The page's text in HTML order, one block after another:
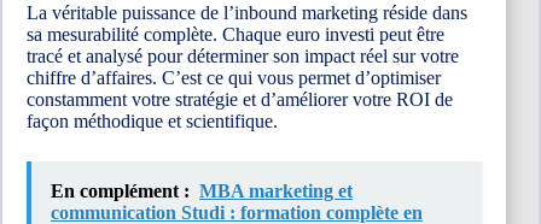
La véritable puissance de l’inbound marketing réside dans
sa mesurabilité complète. Chaque euro investi peut être
tracé et analysé pour déterminer son impact réel sur votre
chiffre d’affaires. C’est ce qui vous permet d’optimiser
constamment votre stratégie et d’améliorer votre ROI de
façon méthodique et scientifique.
En complément : MBA marketing et
communication Studi : formation complète en